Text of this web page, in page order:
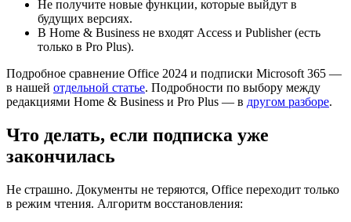
Не получите новые функции, которые выйдут в
будущих версиях.
В Home & Business не входят Access и Publisher (есть
только в Pro Plus).
Подробное сравнение Office 2024 и подписки Microsoft 365 —
в нашей отдельной статье. Подробности по выбору между
редакциями Home & Business и Pro Plus — в другом разборе.
Что делать, если подписка уже
закончилась
Не страшно. Документы не теряются, Office переходит только
в режим чтения. Алгоритм восстановления: